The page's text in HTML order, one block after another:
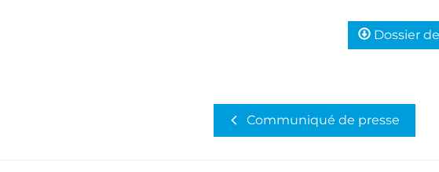
Dossier
Communiqué de presse